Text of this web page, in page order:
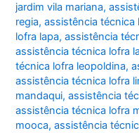
jardim vila mariana,
regia,assistência técnica
lofra lapa,assistência
assistência técnica lofra
técnica lofra leopoldina,
assistência técnica lofra
mandaqui,assistência
assistência técnica lofra
mooca,assistência